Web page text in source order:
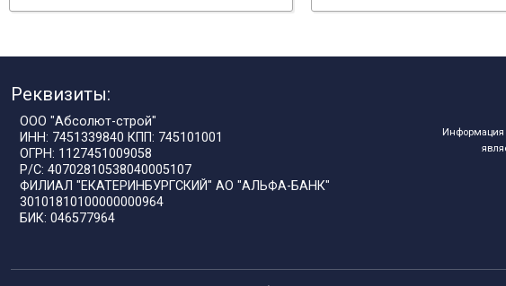
Реквизиты:
ООО "Абсолют-строй"
ИНН: 7451339840 КПП: 745101001
ОГРН: 1127451009058
Р/С: 40702810538040005107
ФИЛИАЛ "ЕКАТЕРИНБУРГСКИЙ" АО "АЛЬФА-БАНК"
30101810100000000964
БИК: 046577964
Информация